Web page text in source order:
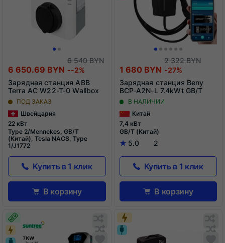
6 650.69 BYN
6 540 BYN
--2%
Зарядная станция ABB
Terra AC W22-T-0 Wallbox
ПОД ЗАКАЗ
Швейцария
22 кВт
Type 2/Mennekes, GB/T
(Китай), Tesla NACS, Type
1/J1772
Купить в 1 клик
В корзину
1 680 BYN
2 322 BYN
-27%
Зарядная станция Beny
BCP-A2N-L 7.4kWt GB/T
В НАЛИЧИИ
Китай
7,4 кВт
GB/T (Китай)
5.0 2
Купить в 1 клик
В корзину
Обновляю
список...
Обновляю
список...
Добавить